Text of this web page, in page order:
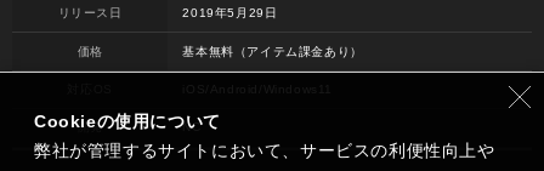
リリース日 2019年5月29日
価格 基本無料（アイテム課金あり）
開発 NC
Cookieの使用について
弊社が管理するサイトにおいて、サービスの利便性向上や